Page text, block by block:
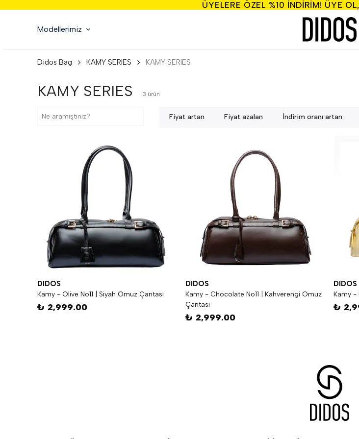
ÜYELERE ÖZEL %10 INDIRIM! ÜYE
Modellerimiz
Didos Bag KAMY SERIES KAMY SERIES
KAMY SERIES 3 ürün
Fiyat artan Fiyat azalan İndirim oranı artan
DIDOS
Kamy - Olive No11 | Siyah Omuz Çantası
₺ 2,999.00
DIDOS
Kamy - Chocolate No11 | Kahverengi Omuz
Çantası
₺ 2,999.00
DIDOS
Kamy -
₺